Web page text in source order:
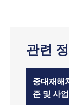
관련
중대재해
준 및 사